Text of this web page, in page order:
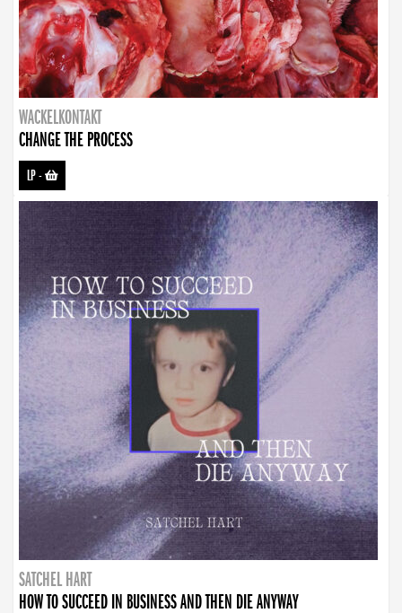
WACKELKONTAKT
CHANGE THE PROCESS
LP-
SATCHEL HART
HOW TO SUCCEED IN BUSINESS AND THEN DIE ANYWAY